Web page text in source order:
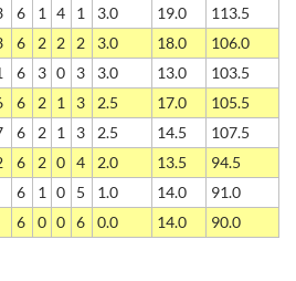
6 1 4 1 3.0 19.0
113.5
6 2 2 2 3.0 18.0
106.0
6 3 0 3 3.0 13.0
103.5
6 2 1 3 2.5 17.0
105.5
6 2 1 3 2.5 14.5
107.5
6 2 0 4 2.0 13.5
94.5
6 1 0 5 1.0 14.0
91.0
6 0 0 6 0.0 14.0 90.0